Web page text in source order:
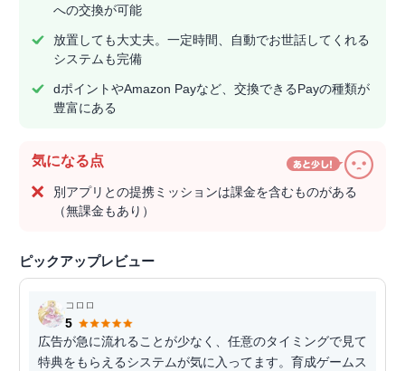
への交換が可能
放置しても大丈夫。一定時間、自動でお世話してくれる
システムも完備
dポイントやAmazon Payなど、交換できるPayの種類が
豊富にある
気になる点
別アプリとの提携ミッションは課金を含むものがある
（無課金もあり）
ピックアップレビュー
コロロ
5
広告が急に流れることが少なく、任意のタイミングで見て
特典をもらえるシステムが気に入ってます。育成ゲームス